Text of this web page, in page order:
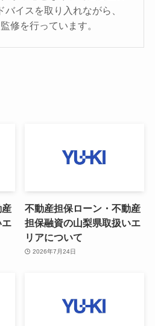
イスを取り入れながら、
修を行っています。
不動産担保ローン・不動産
担保融資の山梨県取扱いエ
リアについて
2026年7月24日